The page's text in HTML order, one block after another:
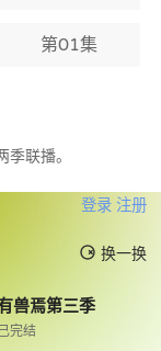
第01集
联播。
登录 注册
换一换
兽焉第三季
完结